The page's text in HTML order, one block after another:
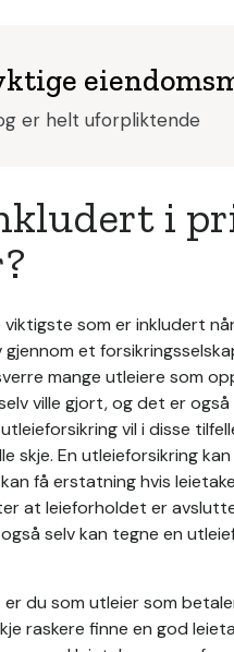
er helt uforpliktende
i
viktigste som er inkludert
et
mange utleiere som
ville gjort, og det er
vil i disse
skje. En utleieforsikring
få erstatning hvis
at leieforholdet er
selv kan tegne en
er du som utleier som
raskere finne en god